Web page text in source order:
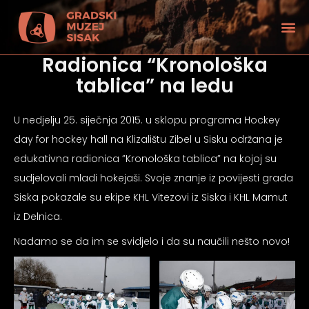
Radionica “Kronološka
tablica” na ledu
U nedjelju 25. siječnja 2015. u sklopu programa Hockey
day for hockey hall na Klizalištu Zibel u Sisku održana je
edukativna radionica ”Kronološka tablica” na kojoj su
sudjelovali mladi hokejaši. Svoje znanje iz povijesti grada
Siska pokazale su ekipe KHL Vitezovi iz Siska i KHL Mamut
iz Delnica.
Nadamo se da im se svidjelo i da su naučili nešto novo!
vida